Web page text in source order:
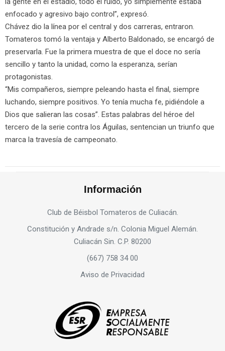
enfocado y agresivo bajo control”, expresó.
Chávez dio la línea por el central y dos carreras, entraron.
Tomateros tomó la ventaja y Alberto Baldonado, se encargó de
preservarla. Fue la primera muestra de que el doce no sería
sencillo y tanto la unidad, como la esperanza, serían
protagonistas.
“Mis compañeros, siempre peleando hasta el final, siempre
luchando, siempre positivos. Yo tenía mucha fe, pidiéndole a
Dios que salieran las cosas”. Estas palabras del héroe del
tercero de la serie contra los Águilas, sentencian un triunfo que
marca la travesía de campeonato.
Información
Club de Béisbol Tomateros de Culiacán.
Constitución y Andrade s/n. Colonia Miguel Alemán.
Culiacán Sin. C.P. 80200
(667) 758 34 00
Aviso de Privacidad